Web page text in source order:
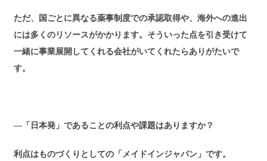
ただ、国ごとに異なる薬事制度での承認取得や、海外への進出
には多くのリソースがかかります。そういった点を引き受けて
一緒に事業展開してくれる会社がいてくれたらありがたいで
す。
―「日本発」であることの利点や課題はありますか？
利点はものづくりとしての「メイドインジャパン」です。